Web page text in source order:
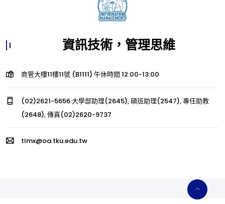
資訊技術，管理思維
商管大樓11樓11號 (B1111) 午休時間 12:00-13:00
(02)2621-5656 大學部助理(2645), 碩班助理(2547), 專任助教
(2648), 傳真(02)2620-9737
tlmx@oa.tku.edu.tw